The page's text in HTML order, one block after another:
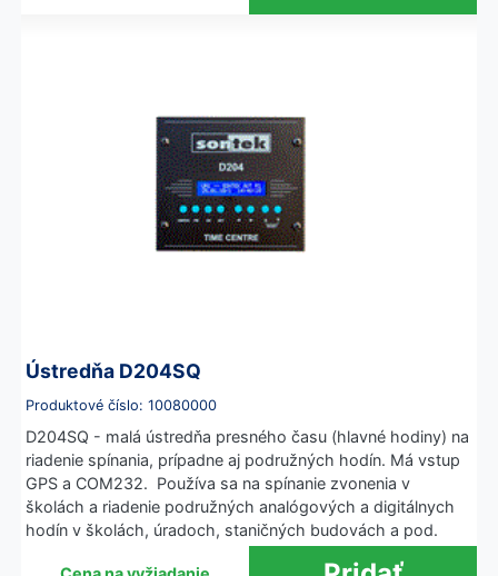
Ústredňa D204SQ
Produktové číslo: 10080000
D204SQ - malá ústredňa presného času (hlavné hodiny) na
riadenie spínania, prípadne aj podružných hodín. Má vstup
GPS a COM232. Používa sa na spínanie zvonenia v
školách a riadenie podružných analógových a digitálnych
hodín v školách, úradoch, staničných budovách a pod.